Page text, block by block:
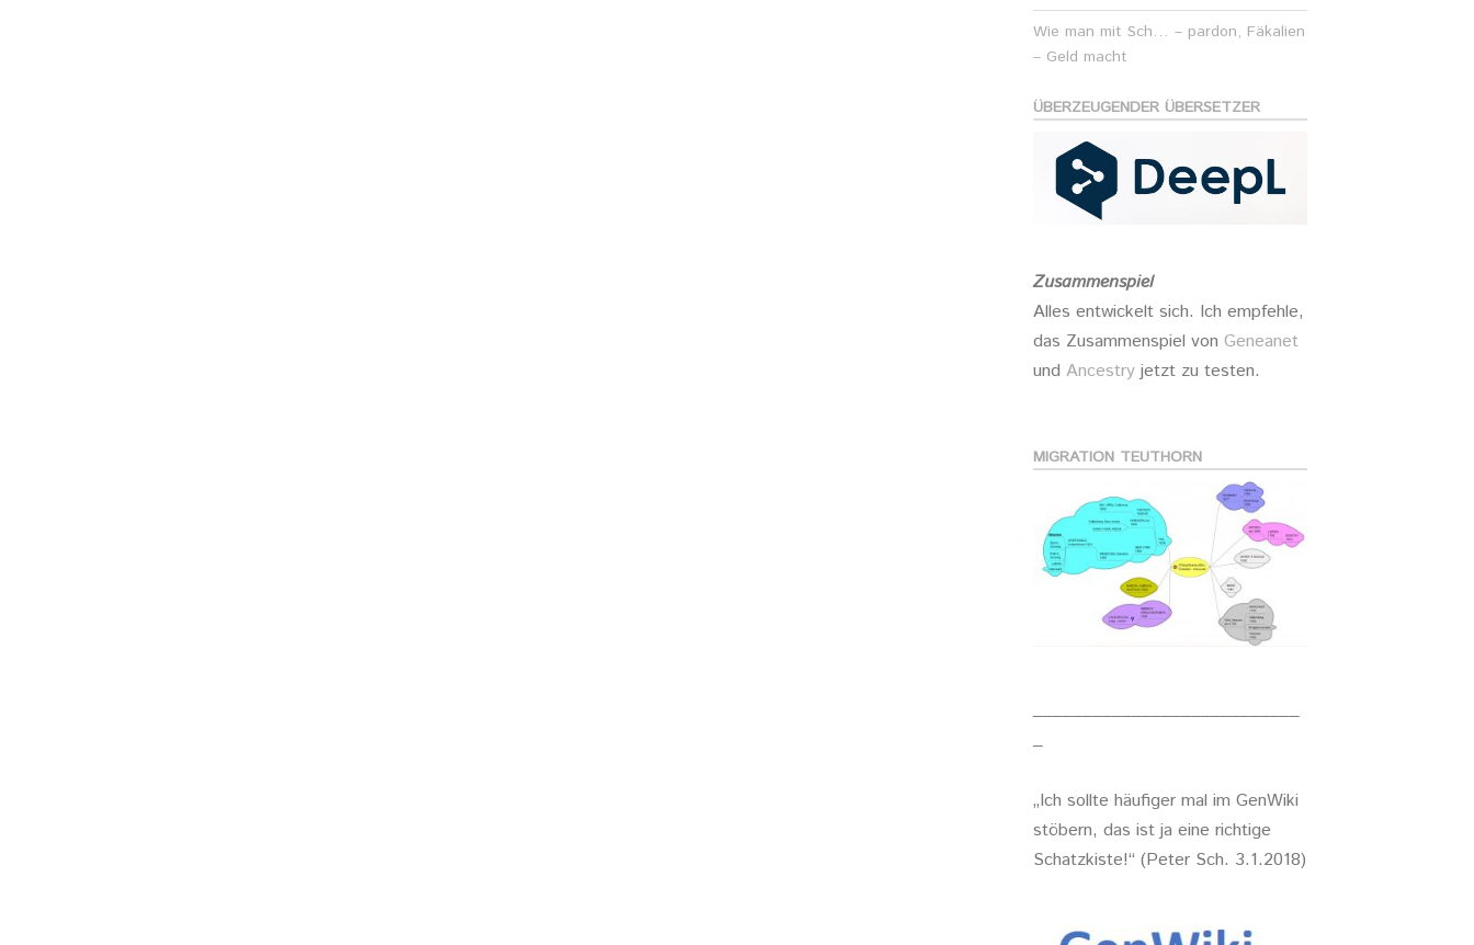
Wie man mit Sch… – pardon, Fäkalien
– Geld macht
ÜBERZEUGENDER ÜBERSETZER
Zusammenspiel
Alles entwickelt sich. Ich empfehle,
das Zusammenspiel vonGeneanet
undAncestryjetzt zu testen.
MIGRATION TEUTHORN
„Ich sollte häufiger mal im GenWiki
stöbern, das ist ja eine richtige
Schatzkiste!“ (Peter Sch. 3.1.2018)